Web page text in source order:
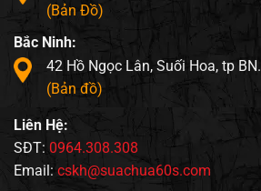
(Bản Đồ)
Bắc Ninh:
42 Hồ Ngọc Lân, Suối Hoa, tp BN.
(Bản đồ)
Liên Hệ:
SĐT: 0964.308.308
Email: cskh@suachua60s.com